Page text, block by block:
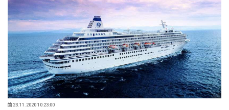
23.11.2020 10:23:00